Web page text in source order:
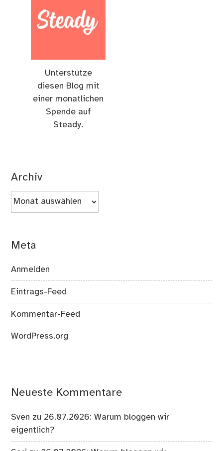
Unterstütze
diesen Blog mit
einer monatlichen
Spende auf
Steady.
Archiv
Archiv
Meta
Anmelden
Eintrags-Feed
Kommentar-Feed
WordPress.org
Neueste Kommentare
Sven zu 26.07.2026: Warum bloggen wir
eigentlich?